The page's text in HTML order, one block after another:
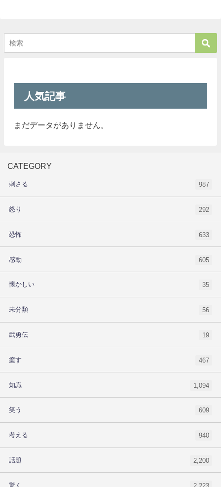
人気記事
まだデータがありません。
CATEGORY
刺さる 987
怒り 292
恐怖 633
感動 605
懐かしい 35
未分類 56
武勇伝 19
癒す 467
知識 1,094
笑う 609
考える 940
話題 2,200
驚く 2,223